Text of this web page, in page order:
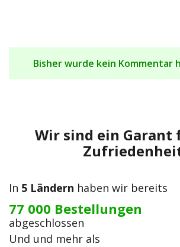
Bisher wurde kein Kommentar
Wir sind ein Garant
In 5 Ländern haben wir bereits
77 000 Bestellungen
abgeschlossen
Und und mehr als